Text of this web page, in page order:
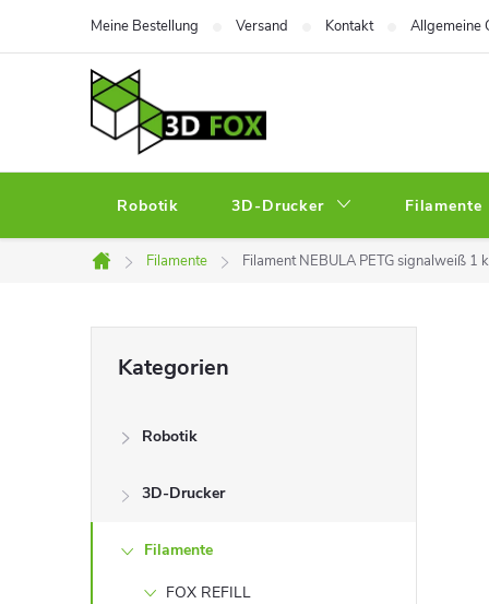
Meine Bestellung Versand Kontakt Allgemeine
Robotik 3D-Drucker Filamente
Startseite
Filamente Filament NEBULA PETG signalweiß 1
t
überspringen
Kategorien
Robotik
3D-Drucker
Filamente
FOX REFILL